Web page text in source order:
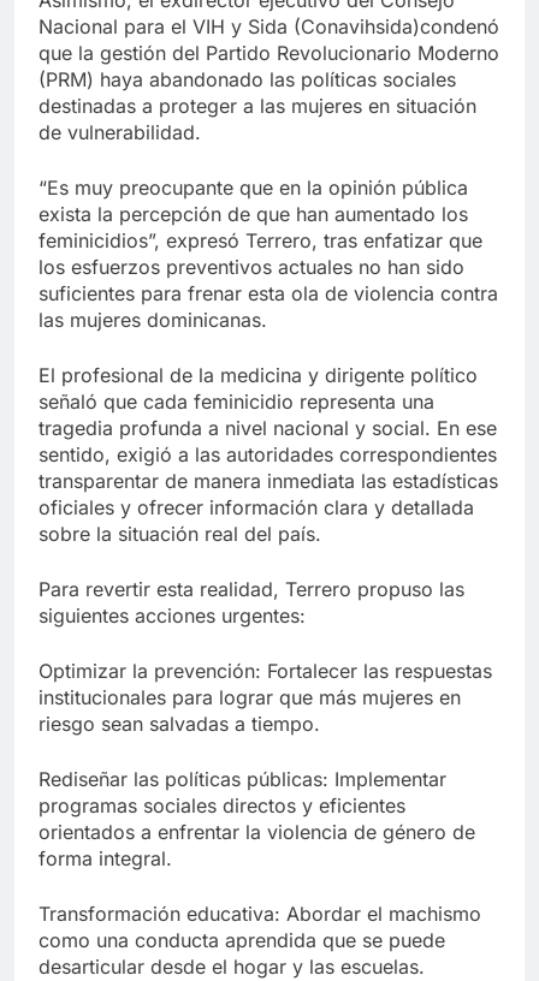
Nacional para el VIH y Sida (Conavihsida)condenó
que la gestión del Partido Revolucionario Moderno
(PRM) haya abandonado las políticas sociales
destinadas a proteger a las mujeres en situación
de vulnerabilidad.
“Es muy preocupante que en la opinión pública
exista la percepción de que han aumentado los
feminicidios”, expresó Terrero, tras enfatizar que
los esfuerzos preventivos actuales no han sido
suficientes para frenar esta ola de violencia contra
las mujeres dominicanas.
El profesional de la medicina y dirigente político
señaló que cada feminicidio representa una
tragedia profunda a nivel nacional y social. En ese
sentido, exigió a las autoridades correspondientes
transparentar de manera inmediata las estadísticas
oficiales y ofrecer información clara y detallada
sobre la situación real del país.
Para revertir esta realidad, Terrero propuso las
siguientes acciones urgentes:
Optimizar la prevención: Fortalecer las respuestas
institucionales para lograr que más mujeres en
riesgo sean salvadas a tiempo.
Rediseñar las políticas públicas: Implementar
programas sociales directos y eficientes
orientados a enfrentar la violencia de género de
forma integral.
Transformación educativa: Abordar el machismo
como una conducta aprendida que se puede
desarticular desde el hogar y las escuelas.